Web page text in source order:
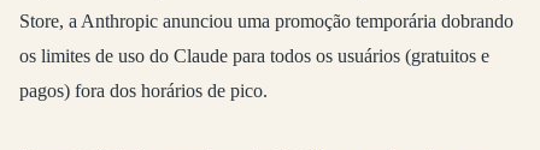
Store, a Anthropic anunciou uma promoção temporária dobrando
os limites de uso do Claude para todos os usuários (gratuitos e
pagos) fora dos horários de pico.